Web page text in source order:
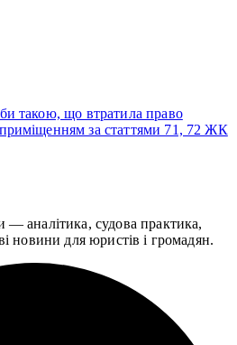
такою, що втратила право
за статтями 71, 72 ЖК
аналітика, судова практика,
новини для юристів і громадян.